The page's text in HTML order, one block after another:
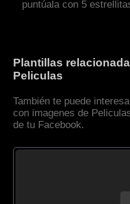
puntúala con 5
Plantillas
Peliculas
También te puede
con imagenes de
de tu Facebook.